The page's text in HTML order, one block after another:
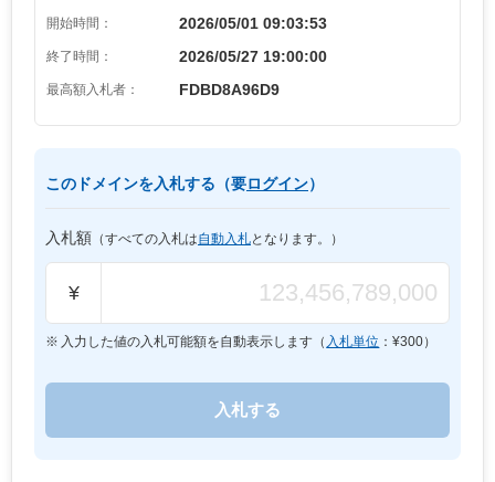
開始時間： 2026/05/01 09:03:53
終了時間： 2026/05/27 19:00:00
最高額入札者： FDBD8A96D9
このドメインを入札する（要ログイン）
入札額 （すべての入札は自動入札となります。）
¥
入力した値の入札可能額を自動表示します（ 入札単位 ：¥300）